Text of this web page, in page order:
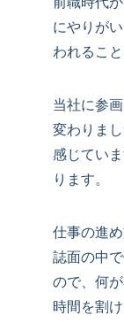
にやりが
われるこ
当社に参
変わりま
感じてい
ります。
仕事の進
誌面の中
ので、何
時間を割